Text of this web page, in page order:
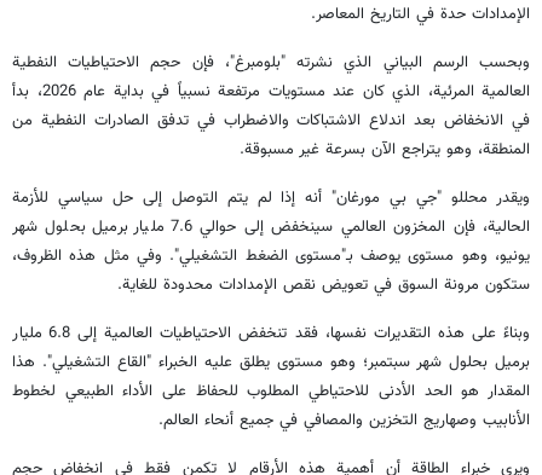
الإمدادات حدة في التاريخ المعاصر.
وبحسب الرسم البياني الذي نشرته "بلومبرغ"، فإن حجم الاحتياطيات النفطية
العالمية المرئية، الذي كان عند مستويات مرتفعة نسبياً في بداية عام 2026، بدأ
في الانخفاض بعد اندلاع الاشتباكات والاضطراب في تدفق الصادرات النفطية من
المنطقة، وهو يتراجع الآن بسرعة غير مسبوقة.
ويقدر محللو "جي بي مورغان" أنه إذا لم يتم التوصل إلى حل سياسي للأزمة
الحالية، فإن المخزون العالمي سينخفض إلى حوالي 7.6 مليار برميل بحلول شهر
يونيو، وهو مستوى يوصف بـ"مستوى الضغط التشغيلي". وفي مثل هذه الظروف،
ستكون مرونة السوق في تعويض نقص الإمدادات محدودة للغاية.
وبناءً على هذه التقديرات نفسها، فقد تنخفض الاحتياطيات العالمية إلى 6.8 مليار
برميل بحلول شهر سبتمبر؛ وهو مستوى يطلق عليه الخبراء "القاع التشغيلي". هذا
المقدار هو الحد الأدنى للاحتياطي المطلوب للحفاظ على الأداء الطبيعي لخطوط
الأنابيب وصهاريج التخزين والمصافي في جميع أنحاء العالم.
ويرى خبراء الطاقة أن أهمية هذه الأرقام لا تكمن فقط في انخفاض حجم